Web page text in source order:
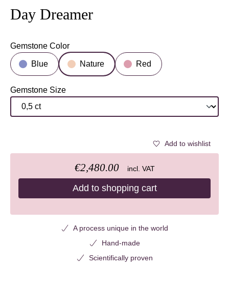
Day Dreamer
Select
Gemstone Color
Blue Nature Red
Select
Gemstone Size
Add to wishlist
€2,480.00 incl. VAT
Add to shopping cart
A process unique in the world
Hand-made
Scientifically proven